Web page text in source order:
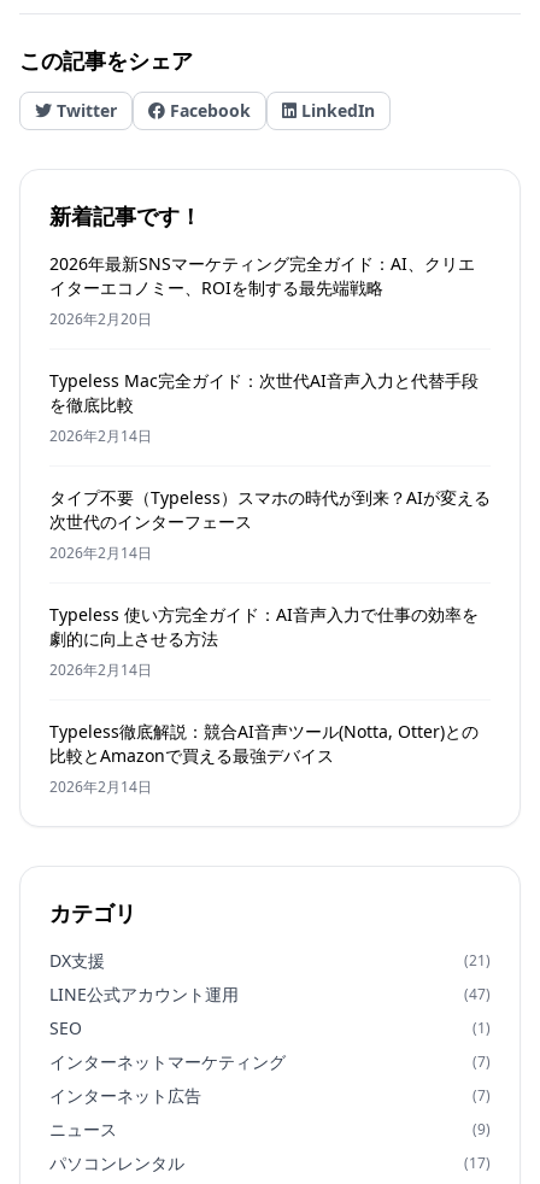
この記事をシェア
Twitter Facebook LinkedIn
新着記事です！
2026年最新SNSマーケティング完全ガイド：AI、クリエ
イターエコノミー、ROIを制する最先端戦略
2026年2月20日
Typeless Mac完全ガイド：次世代AI音声入力と代替手段
を徹底比較
2026年2月14日
タイプ不要（Typeless）スマホの時代が到来？AIが変える
次世代のインターフェース
2026年2月14日
Typeless 使い方完全ガイド：AI音声入力で仕事の効率を
劇的に向上させる方法
2026年2月14日
Typeless徹底解説：競合AI音声ツール(Notta, Otter)との
比較とAmazonで買える最強デバイス
2026年2月14日
カテゴリ
DX支援 (21)
LINE公式アカウント運用 (47)
SEO (1)
インターネットマーケティング (7)
インターネット広告 (7)
ニュース (9)
パソコンレンタル (17)